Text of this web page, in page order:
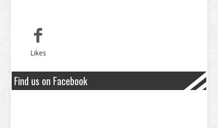
Likes
Find us on Facebook